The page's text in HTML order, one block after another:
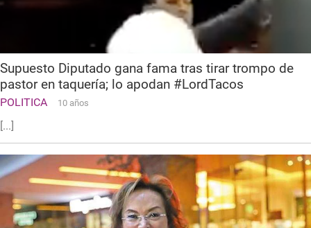
Supuesto Diputado gana fama tras tirar trompo de
pastor en taquería; lo apodan #LordTacos
POLITICA 10 años
[...]